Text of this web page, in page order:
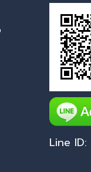
Line ID: